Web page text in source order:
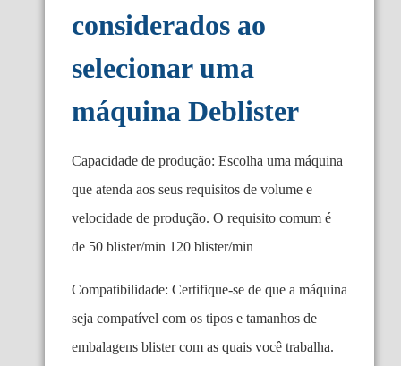
considerados ao
selecionar uma
máquina Deblister
Capacidade de produção: Escolha uma máquina
que atenda aos seus requisitos de volume e
velocidade de produção. O requisito comum é
de 50 blister/min 120 blister/min
Compatibilidade: Certifique-se de que a máquina
seja compatível com os tipos e tamanhos de
embalagens blister com as quais você trabalha.